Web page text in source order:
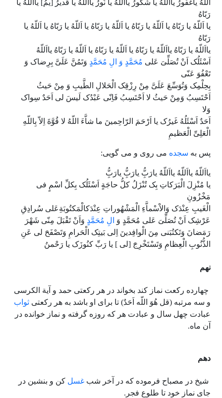
اَللّهُ یاغَفُورُ یااَللّهُ یا شَکورُ یااَللّهُ یا نُورُ یااَللّهُ یا قَدیرُ [یمُ] یااَللّهُ یا
رَبّاهُ
یا اَللّهُ یا رَبّاهُ یا اَللّهُ یا رَبّاهُ یا اَللّهُ یا رَبّاهُ یا اَللّهُ یا رَبّاهُ یا اَللّهُ یا
رَبّاهُ
یااَللّهُ یا رَبّاهُ یااَللّهُ یا رَبّاهُ یا اَللّهُ یا رَبّاهُ یا اَللّهُ یا رَبّاهُ یااَللّهُ
اَسْئَلُک اَنْ تُصَلِّىَ عَلى مُحَمَّدٍ وَ الِ مُحَمَّدٍ وَتَمُنَّ عَلَىَّ بِرِضاک وَ
تَعْفُوَ عَنّى
بِحِلْمِک وَتُوَسِّعَ عَلَىَّ مِنْ رِزْقِک الْحَلالِ الطَّیبِ وَ مِنْ حَیثُ
اَحْتَسِبُ وَمِنْ حَیثُ لا اَحْتَسِبُ فَاِنّى عَبْدُک لَیسَ لى اَحَدٌ سِواک
وَلا
اَحَدٌ اَسْئَلُهُ غَیرُک یا اَرْحَمَ الرّاحِمینَ ما شاَّءَ اللّهُ لا قُوَّةَ اِلاّ بِاللّهِ
الْعَلِىِّ الْعَظیمِ
پس به سجده می روی و می گویی:
یااَللّهُ یااَللّهُ یااَللّهُ یارَبُِّ یارَبُِّ یارَبُِّ
یا مُنْزِلَ الْبَرَکاتِ بِک تُنْزَلُ کلُّ حاجَةٍ اَسْئَلُک بِکلِّ اسْمٍ فى
مَخْزُونِ
الْغَیبِ عِنْدَک وَالاْسْماَّءِ الْمَشْهُوراتِ عِنْدَکالْمَکتُوبَةِعَلى سُرادِقِ
عَرْشِک اَنْ تُصَلِّىَ عَلى مُحَمَّدٍ وَ الِ مُحَمَّدٍ وَاَنْ تَقْبَلَ مِنّى شَهْرَ
رَمَضانَ وَتَکتُبَنى مِنَ الْوافِدینَ اِلى بَیتِک الْحَرامِ وَتَصْفَحَ لى عَنِ
الذُّنُوبِ الْعِظامِ وَتَسْتَخْرِجَ [لى ] یا رَبِّ کنُوزَک یا رَحْمنُ
نهم
چهارده رکعت نماز کند بخواند در هر رکعتى حمد و آیة الکرسى
و سه مرتبه (قل هُوَ اللّه اَحَدٌ) تا براى او باشد به هر رکعتى ثواب
عبادت چهل سال و عبادت هر که روزه گرفته و نماز خوانده در
آن ماه.
دهم
شیخ در مصباح فرموده که در آخر شب غسل کن و بنشین در
جاى نماز خود تا طلوع فجر.